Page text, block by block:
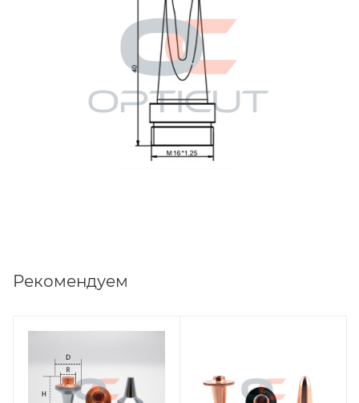
Рекомендуем